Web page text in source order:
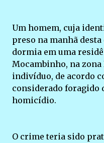
Um homem, cuja
preso na manhã
dormia em uma
Mocambinho, na zona
indivíduo, de acordo
considerado foragido
homicídio.
O crime teria sido